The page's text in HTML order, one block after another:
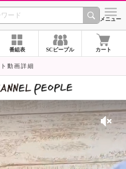
CHANNEL シメニュー
番組表 SCピープル カート
動画詳細